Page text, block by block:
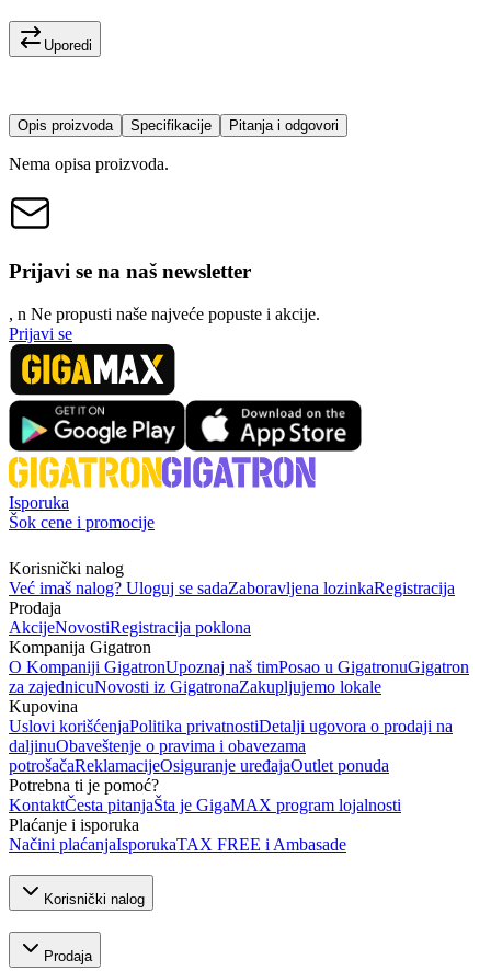
Uporedi
Opis proizvoda Specifikacije Pitanja i odgovori
Nema opisa proizvoda.
Prijavi se na naš newsletter
, n Ne propusti naše najveće popuste i akcije.
Prijavi se
Isporuka
Šok cene i promocije
Korisnički nalog
Već imaš nalog? Uloguj se sadaZaboravljena lozinkaRegistracija
Prodaja
AkcijeNovostiRegistracija poklona
Kompanija Gigatron
O Kompaniji GigatronUpoznaj naš timPosao u GigatronuGigatron
za zajednicuNovosti iz GigatronaZakupljujemo lokale
Kupovina
Uslovi korišćenjaPolitika privatnostiDetalji ugovora o prodaji na
daljinuObaveštenje o pravima i obavezama
potrošačaReklamacijeOsiguranje uređajaOutlet ponuda
Potrebna ti je pomoć?
KontaktČesta pitanjaŠta je GigaMAX program lojalnosti
Plaćanje i isporuka
Načini plaćanjaIsporukaTAX FREE i Ambasade
Korisnički nalog
Prodaja